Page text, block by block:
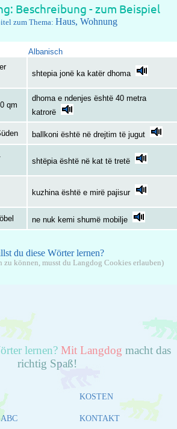
Beschreibung - zum Beispiel
zum Thema: Haus, Wohnung
Albanisch
shtepia jonë ka katër dhoma
qm
dhoma e ndenjes është 40 metra
katrorë
ballkoni është në drejtim të jugut
shtëpia është në kat të tretë
kuzhina është e mirë pajisur
ne nuk kemi shumë mobilje
du diese Wörter lernen?
zu können, musst du Langdog Cookies erlauben)
lernen? Mit Langdog macht das
richtig Spaß!
KOSTEN
KONTAKT